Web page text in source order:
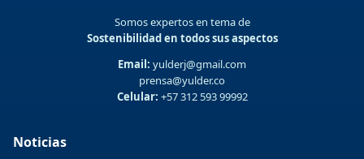
Somos expertos en tema de
Sostenibilidad en todos sus aspectos
Email: yulderj@gmail.com
prensa@yulder.co
Celular: +57 312 593 99992
Noticias